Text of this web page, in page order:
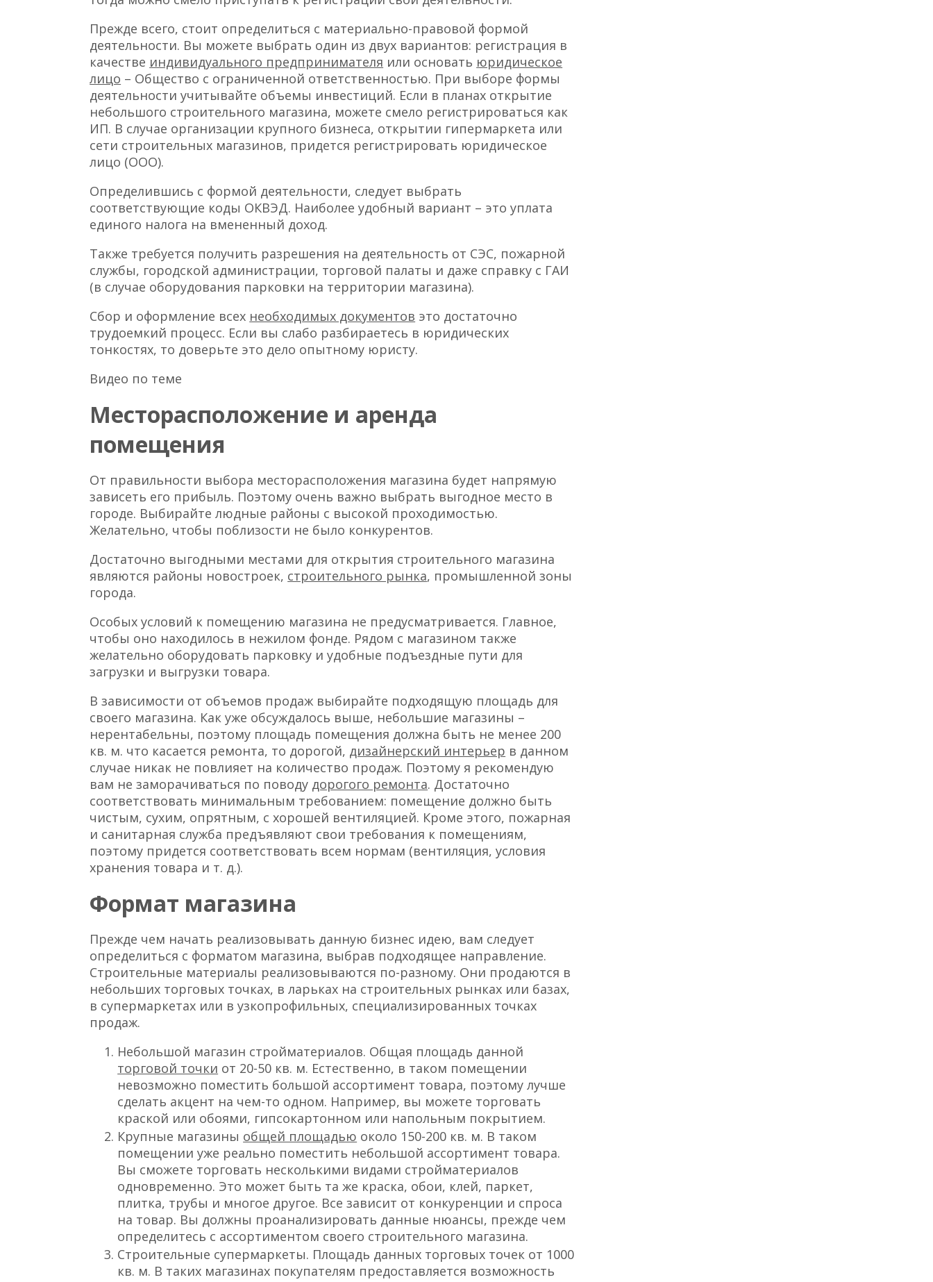
Прежде всего, стоит определиться с материально-правовой формой
деятельности. Вы можете выбрать один из двух вариантов: регистрация в
качестве индивидуального предпринимателя или основать юридическое
лицо – Общество с ограниченной ответственностью. При выборе формы
деятельности учитывайте объемы инвестиций. Если в планах открытие
небольшого строительного магазина, можете смело регистрироваться как
ИП. В случае организации крупного бизнеса, открытии гипермаркета или
сети строительных магазинов, придется регистрировать юридическое
лицо (ООО).
Определившись с формой деятельности, следует выбрать
соответствующие коды ОКВЭД. Наиболее удобный вариант – это уплата
единого налога на вмененный доход.
Также требуется получить разрешения на деятельность от СЭС, пожарной
службы, городской администрации, торговой палаты и даже справку с ГАИ
(в случае оборудования парковки на территории магазина).
Сбор и оформление всех необходимых документов это достаточно
трудоемкий процесс. Если вы слабо разбираетесь в юридических
тонкостях, то доверьте это дело опытному юристу.
Видео по теме
Месторасположение и аренда
помещения
От правильности выбора месторасположения магазина будет напрямую
зависеть его прибыль. Поэтому очень важно выбрать выгодное место в
городе. Выбирайте людные районы с высокой проходимостью.
Желательно, чтобы поблизости не было конкурентов.
Достаточно выгодными местами для открытия строительного магазина
являются районы новостроек,строительного рынка, промышленной зоны
города.
Особых условий к помещению магазина не предусматривается. Главное,
чтобы оно находилось в нежилом фонде. Рядом с магазином также
загрузки и выгрузки товара.
В зависимости от объемов продаж выбирайте подходящую площадь для
своего магазина. Как уже обсуждалось выше, небольшие магазины –
нерентабельны, поэтому площадь помещения должна быть не менее 200
кв. м. что касается ремонта, то дорогой,дизайнерский интерьер в данном
случае никак не повлияет на количество продаж. Поэтому я рекомендую
вам не заморачиваться по поводу
дорогого ремонта . Достаточно
соответствовать минимальным требованием: помещение должно быть
чистым, сухим, опрятным, с хорошей вентиляцией. Кроме этого, пожарная
и санитарная служба предъявляют свои требования к помещениям,
поэтому придется соответствовать всем нормам (вентиляция, условия
хранения товара и т. д.).
Формат магазина
Прежде чем начать реализовывать данную бизнес идею, вам следует
определиться с форматом магазина, выбрав подходящее направление.
Строительные материалы реализовываются по-разному. Они продаются в
небольших торговых точках, в ларьках на строительных рынках или базах,
в супермаркетах или в узкопрофильных, специализированных точках
продаж.